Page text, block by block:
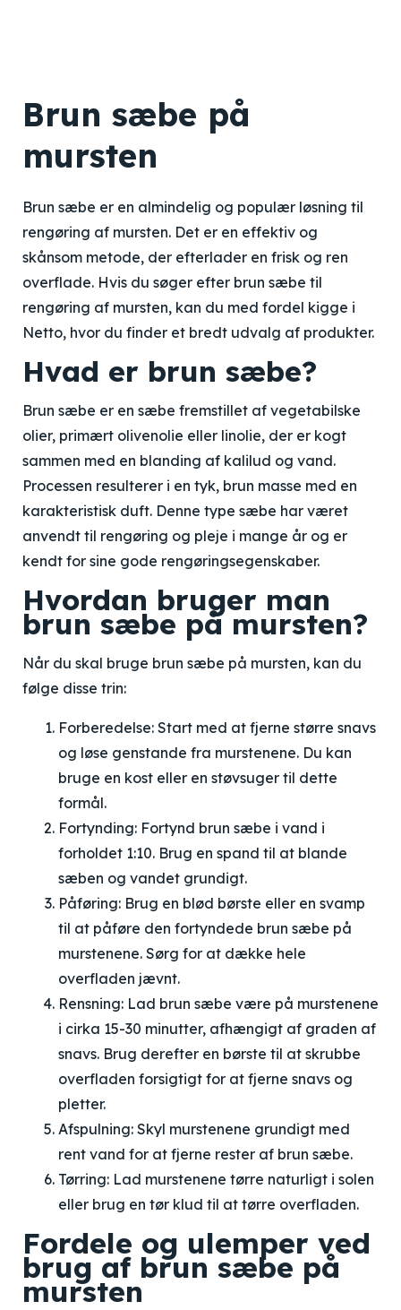
Brun sæbe på
mursten
Brun sæbe er en almindelig og populær løsning til
rengøring af mursten. Det er en effektiv og
skånsom metode, der efterlader en frisk og ren
overflade. Hvis du søger efter brun sæbe til
rengøring af mursten, kan du med fordel kigge i
Netto, hvor du finder et bredt udvalg af produkter.
Hvad er brun sæbe?
Brun sæbe er en sæbe fremstillet af vegetabilske
olier, primært olivenolie eller linolie, der er kogt
sammen med en blanding af kalilud og vand.
Processen resulterer i en tyk, brun masse med en
karakteristisk duft. Denne type sæbe har været
anvendt til rengøring og pleje i mange år og er
kendt for sine gode rengøringsegenskaber.
Hvordan bruger man
brun sæbe på mursten?
Når du skal bruge brun sæbe på mursten, kan du
følge disse trin:
Forberedelse: Start med at fjerne større snavs
og løse genstande fra murstenene. Du kan
bruge en kost eller en støvsuger til dette
formål.
Fortynding: Fortynd brun sæbe i vand i
forholdet 1:10. Brug en spand til at blande
sæben og vandet grundigt.
Påføring: Brug en blød børste eller en svamp
til at påføre den fortyndede brun sæbe på
murstenene. Sørg for at dække hele
overfladen jævnt.
Rensning: Lad brun sæbe være på murstenene
i cirka 15-30 minutter, afhængigt af graden af
snavs. Brug derefter en børste til at skrubbe
overfladen forsigtigt for at fjerne snavs og
pletter.
Afspulning: Skyl murstenene grundigt med
rent vand for at fjerne rester af brun sæbe.
Tørring: Lad murstenene tørre naturligt i solen
eller brug en tør klud til at tørre overfladen.
Fordele og ulemper ved
brug af brun sæbe på
mursten